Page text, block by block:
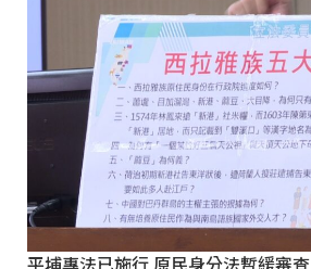
平埔專法已施行 原民身分法暫緩審查